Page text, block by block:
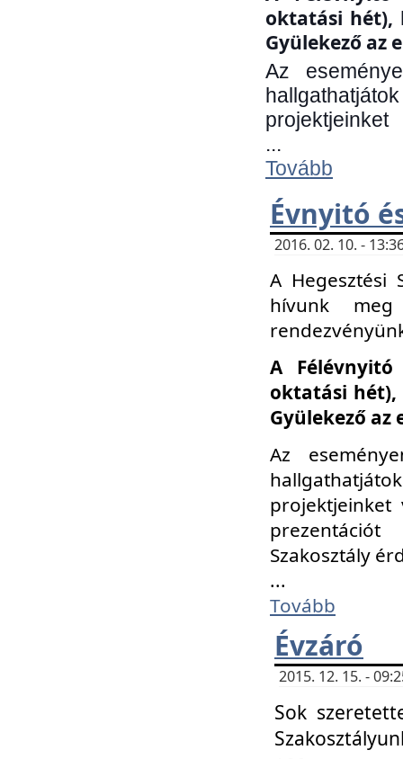
oktatási hét),
Gyülekező az
Az
projektjeinket
...
Tovább
Évnyitó
2016. 02. 10. -
A Hegesztési
hívunk
A
oktatási hét),
Gyülekező az
Az
Szakosztály
...
Tovább
Évzáró
2015. 12. 15. -
Sok